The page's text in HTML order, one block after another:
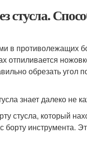
стусла.
в противолежащих
отпиливается
обрезать угол
знает далеко не
стусла, который
инструмента.